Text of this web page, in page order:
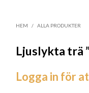
HEM / ALLA PRODUKTER
Ljuslykta trä
Logga in för